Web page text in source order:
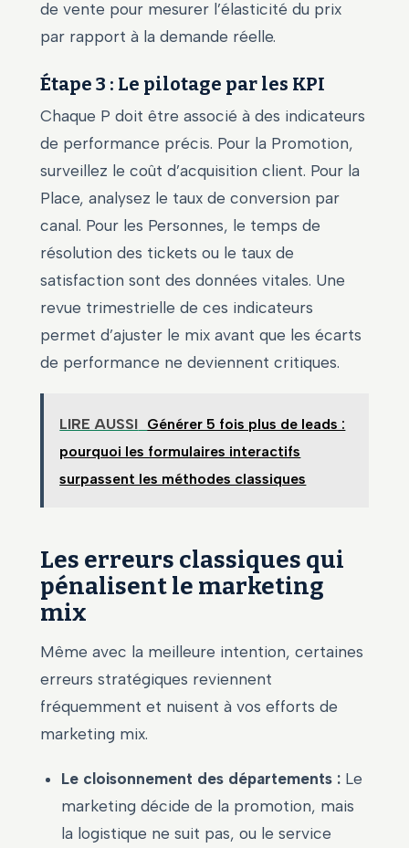
de vente pour mesurer l’élasticité du prix
par rapport à la demande réelle.
Étape 3 : Le pilotage par les KPI
Chaque P doit être associé à des indicateurs
de performance précis. Pour la Promotion,
surveillez le coût d’acquisition client. Pour la
Place, analysez le taux de conversion par
canal. Pour les Personnes, le temps de
résolution des tickets ou le taux de
satisfaction sont des données vitales. Une
revue trimestrielle de ces indicateurs
permet d’ajuster le mix avant que les écarts
de performance ne deviennent critiques.
LIRE AUSSI Générer 5 fois plus de leads :
pourquoi les formulaires interactifs
surpassent les méthodes classiques
Les erreurs classiques qui
pénalisent le marketing
mix
Même avec la meilleure intention, certaines
erreurs stratégiques reviennent
fréquemment et nuisent à vos efforts de
marketing mix.
Le cloisonnement des départements : Le
marketing décide de la promotion, mais
la logistique ne suit pas, ou le service